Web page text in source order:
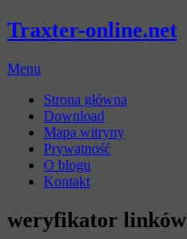
Traxter-online.net
Menu
Strona główna
Download
Mapa witryny
Prywatność
O blogu
Kontakt
weryfikator linków